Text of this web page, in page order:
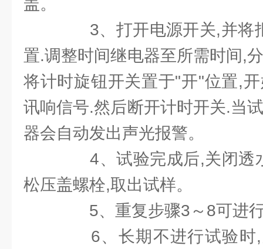
盖。
3、打开电源开关,并将
置.调整时间继电器至所需时间,
将计时旋钮开关置于"开"位置,
讯响信号.然后断开计时开关.当
器会自动发出声光报警。
4、试验完成后,关闭透
松压盖螺栓,取出试样。
5、重复步骤3～8可进行
6、长期不进行试验时,